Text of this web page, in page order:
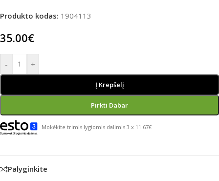
Produkto kodas: 1904113
35.00€
- +
Į Krepšelį
Pirkti Dabar
Mokėkite trimis lygiomis dalimis 3 x 11.67€
Palyginkite